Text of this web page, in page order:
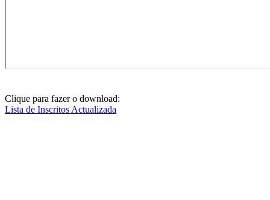
Clique para fazer o download:
Lista de Inscritos Actualizada